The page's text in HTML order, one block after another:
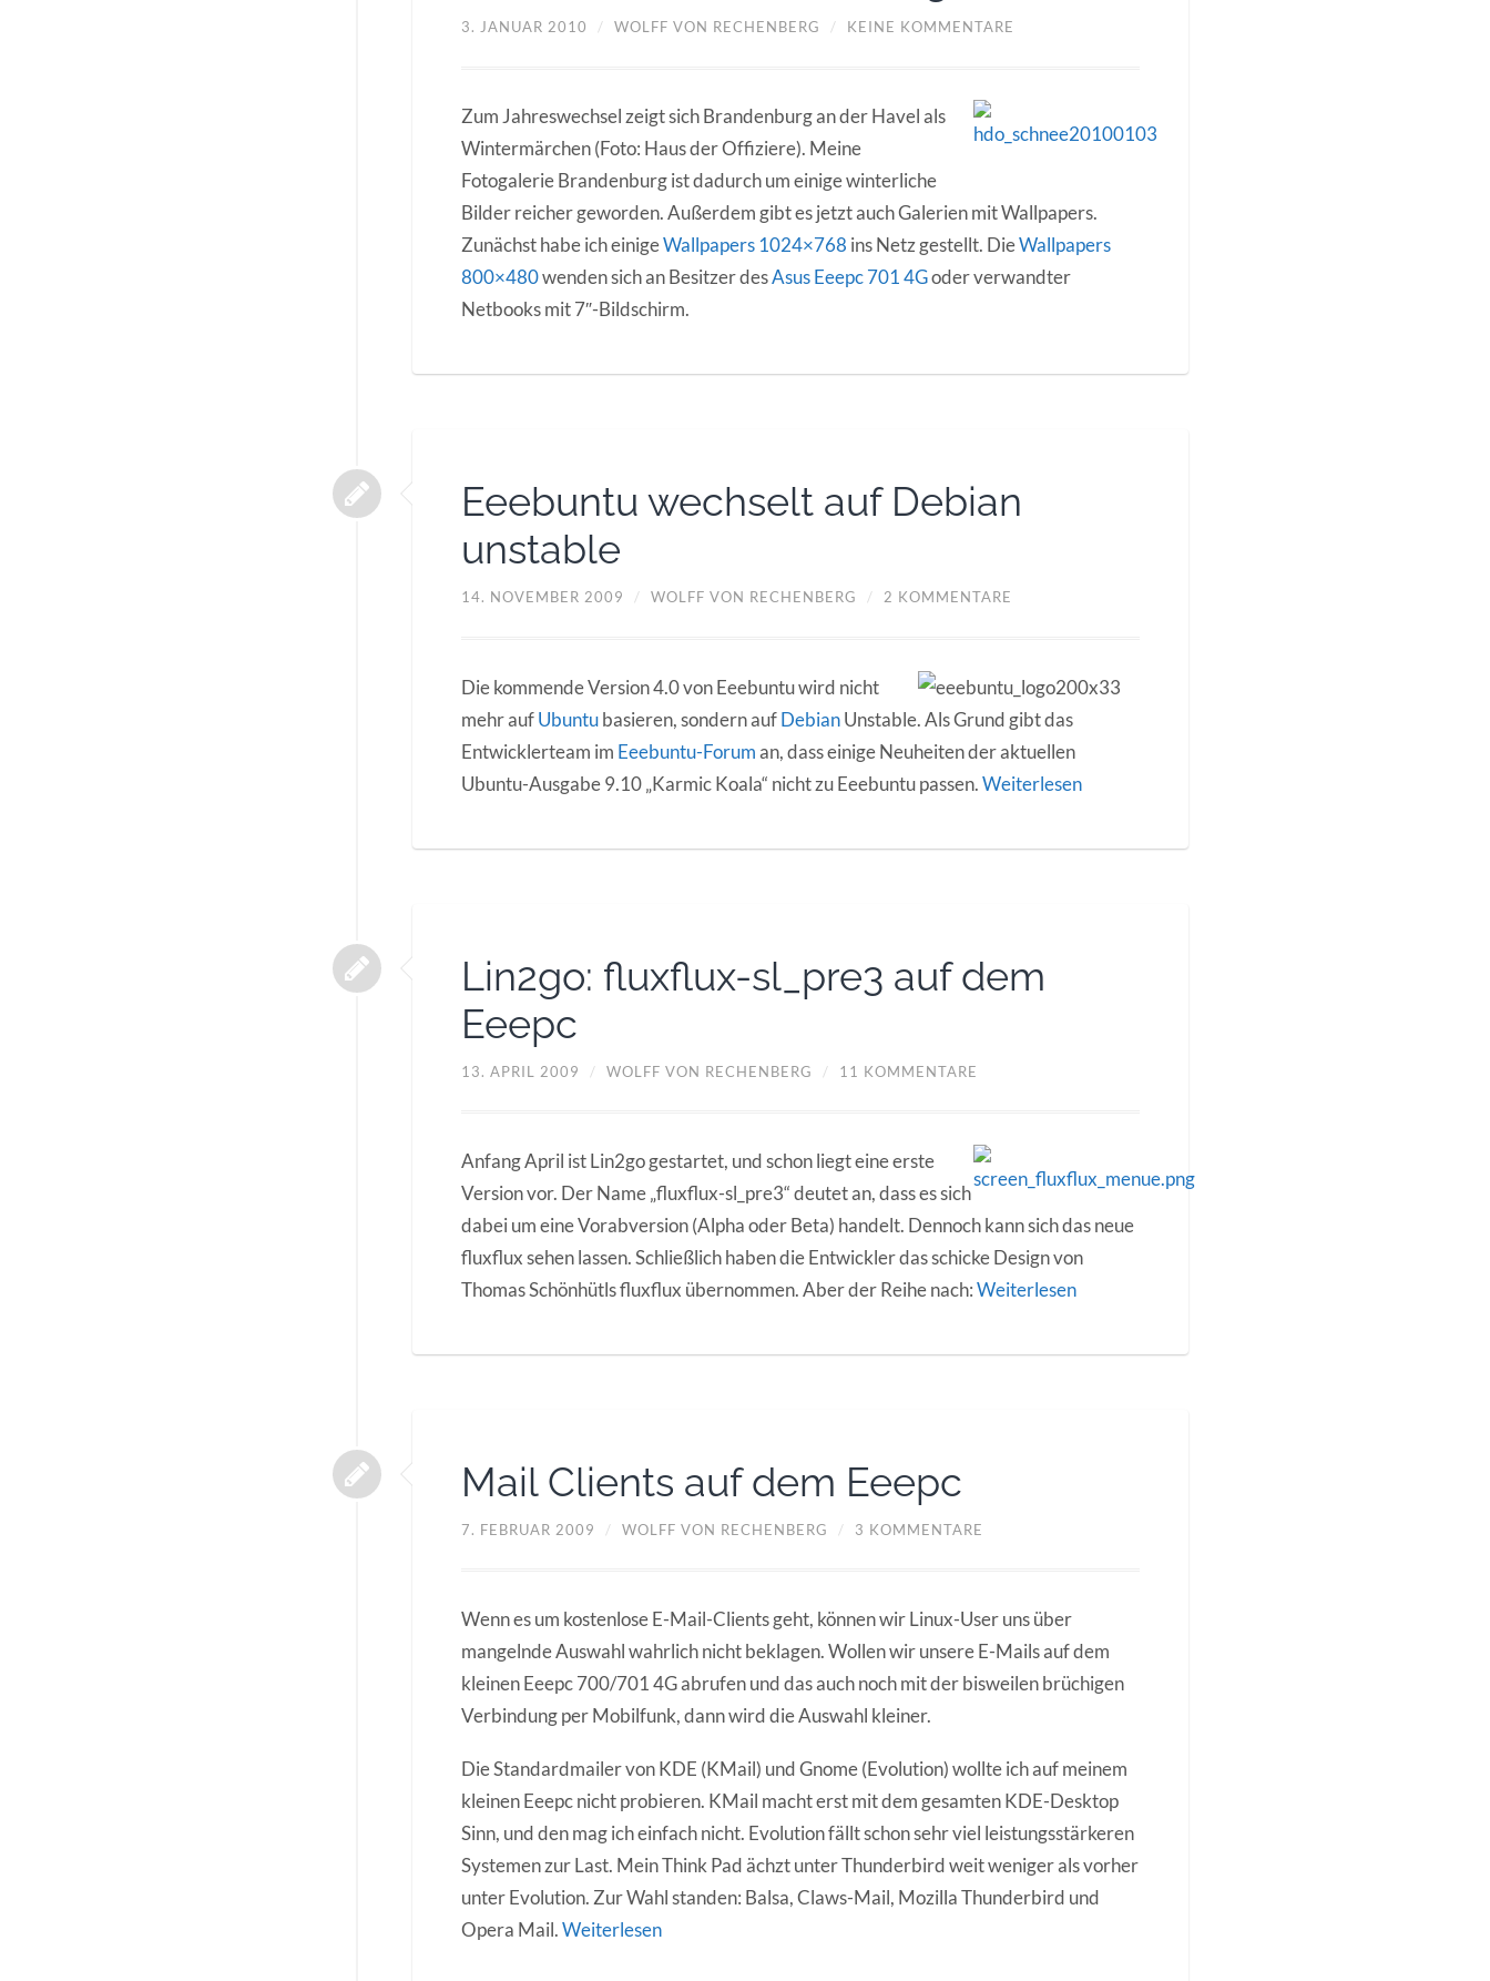
3. JANUAR 2010 / WOLFF VON RECHENBERG / KEINE KOMMENTARE
Zum Jahreswechsel zeigt sich Brandenburg an der Havel als
Wintermärchen (Foto: Haus der Offiziere). Meine
Fotogalerie Brandenburg ist dadurch um einige winterliche
Bilder reicher geworden. Außerdem gibt es jetzt auch Galerien mit Wallpapers.
Zunächst habe ich einigeWallpapers 1024×768 ins Netz gestellt. DieWallpapers
800×480wenden sich an Besitzer desAsus Eeepc 701 4Goder verwandter
Netbooks mit 7″-Bildschirm.
Eeebuntu wechselt auf Debian
unstable
14. NOVEMBER 2009 / WOLFF VON RECHENBERG / 2 KOMMENTARE
Die kommende Version 4.0 von Eeebuntu wird nicht
mehr aufUbuntubasieren, sondern aufDebianUnstable. Als Grund gibt das
Entwicklerteam im Eeebuntu-Foruman, dass einige Neuheiten der aktuellen
Ubuntu-Ausgabe 9.10 „Karmic Koala“ nicht zu Eeebuntu passen.Weiterlesen
Lin2go: fluxflux-sl_pre3 auf dem
Eeepc
13. APRIL 2009 / WOLFF VON RECHENBERG / 11 KOMMENTARE
Anfang April ist Lin2go gestartet, und schon liegt eine erste
Version vor. Der Name „fluxflux-sl_pre3“ deutet an, dass es sich
dabei um eine Vorabversion (Alpha oder Beta) handelt. Dennoch kann sich das neue
fluxflux sehen lassen. Schließlich haben die Entwickler das schicke Design von
Thomas Schönhütls fluxflux übernommen. Aber der Reihe nach:Weiterlesen
Mail Clients auf dem Eeepc
7. FEBRUAR 2009 / WOLFF VON RECHENBERG / 3 KOMMENTARE
Wenn es um kostenlose E-Mail-Clients geht, können wir Linux-User uns über
mangelnde Auswahl wahrlich nicht beklagen. Wollen wir unsere E-Mails auf dem
kleinen Eeepc 700/701 4G abrufen und das auch noch mit der bisweilen brüchigen
Verbindung per Mobilfunk, dann wird die Auswahl kleiner.
Die Standardmailer von KDE (KMail) und Gnome (Evolution) wollte ich auf meinem
kleinen Eeepc nicht probieren. KMail macht erst mit dem gesamten KDE-Desktop
Sinn, und den mag ich einfach nicht. Evolution fällt schon sehr viel leistungsstärkeren
Systemen zur Last. Mein Think Pad ächzt unter Thunderbird weit weniger als vorher
unter Evolution. Zur Wahl standen: Balsa, Claws-Mail, Mozilla Thunderbird und
Opera Mail.Weiterlesen